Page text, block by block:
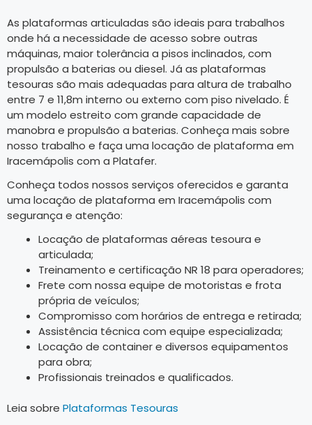
As plataformas articuladas são ideais para trabalhos
onde há a necessidade de acesso sobre outras
máquinas, maior tolerância a pisos inclinados, com
propulsão a baterias ou diesel. Já as plataformas
tesouras são mais adequadas para altura de trabalho
entre 7 e 11,8m interno ou externo com piso nivelado. É
um modelo estreito com grande capacidade de
manobra e propulsão a baterias. Conheça mais sobre
nosso trabalho e faça uma locação de plataforma em
Iracemápolis com a Platafer.
Conheça todos nossos serviços oferecidos e garanta
uma locação de plataforma em Iracemápolis com
segurança e atenção:
Locação de plataformas aéreas tesoura e
articulada;
Treinamento e certificação NR 18 para operadores;
Frete com nossa equipe de motoristas e frota
própria de veículos;
Compromisso com horários de entrega e retirada;
Assistência técnica com equipe especializada;
Locação de container e diversos equipamentos
para obra;
Profissionais treinados e qualificados.
Leia sobre Plataformas Tesouras